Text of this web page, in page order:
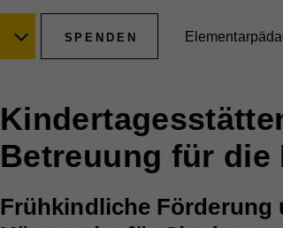
SPENDEN
Betreuung für die
Frühkindliche Förderung